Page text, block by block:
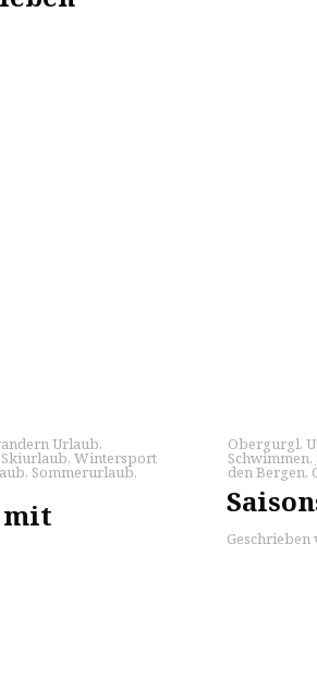
Urlaub,
Skiurlaub, Wintersport
, Sommerurlaub,
mit
Obergurgl,
Schwimmen,
den Bergen,
Geschrieben